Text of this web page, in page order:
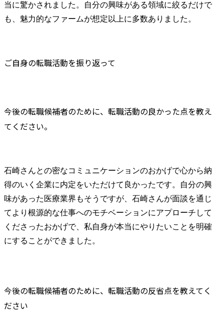
当に驚かされました。自分の興味がある領域に絞るだけで
も、魅力的なファームが想定以上に多数ありました。
ご自身の転職活動を振り返って
今後の転職候補者のために、転職活動の良かった点を教え
てください。
石崎さんとの密なコミュニケーションのおかげで心から納
得のいく企業に内定をいただけて良かったです。自分の興
味があった医療業界もそうですが、石崎さんが面談を通じ
てより根源的な仕事へのモチベーションにアプローチして
くださったおかげで、私自身が本当にやりたいことを明確
にすることができました。
今後の転職候補者のために、転職活動の反省点を教えてく
ださい